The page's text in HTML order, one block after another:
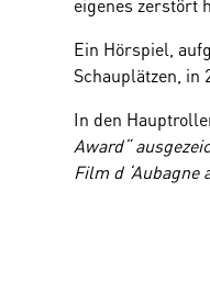
eigenes zerstört
Ein Hörspiel,
Schauplätzen, in
In den
Award“
Film d ‘Aubagne